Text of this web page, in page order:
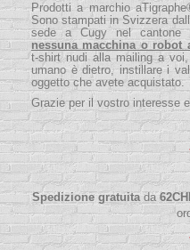
Prodotti a marchio
Sono stampati in Svizzera
sede a Cugy nel cantone
nessuna macchina o robot
t-shirt nudi alla mailing a
umano è dietro, instillare i
oggetto che avete acquistato.
Grazie per il vostro interesse
Spedizione gratuitada62